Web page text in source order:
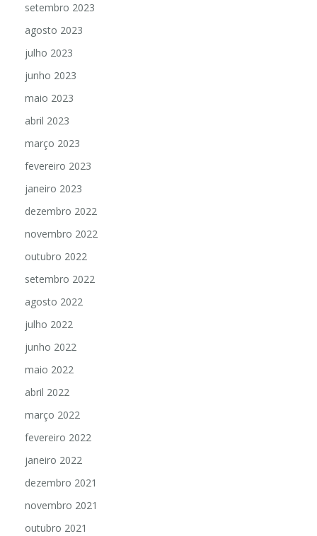
setembro 2023
agosto 2023
julho 2023
junho 2023
maio 2023
abril 2023
março 2023
fevereiro 2023
janeiro 2023
dezembro 2022
novembro 2022
outubro 2022
setembro 2022
agosto 2022
julho 2022
junho 2022
maio 2022
abril 2022
março 2022
fevereiro 2022
janeiro 2022
dezembro 2021
novembro 2021
outubro 2021